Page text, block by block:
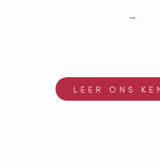
LEER ONS